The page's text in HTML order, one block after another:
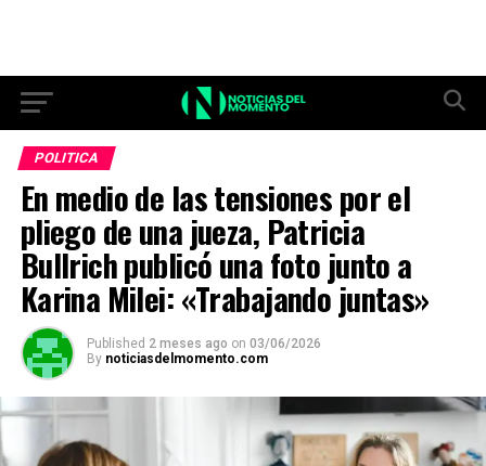
POLITICA
En medio de las tensiones por el
pliego de una jueza, Patricia
Bullrich publicó una foto junto a
Karina Milei: «Trabajando juntas»
Published 2 meses ago on 03/06/2026
By noticiasdelmomento.com